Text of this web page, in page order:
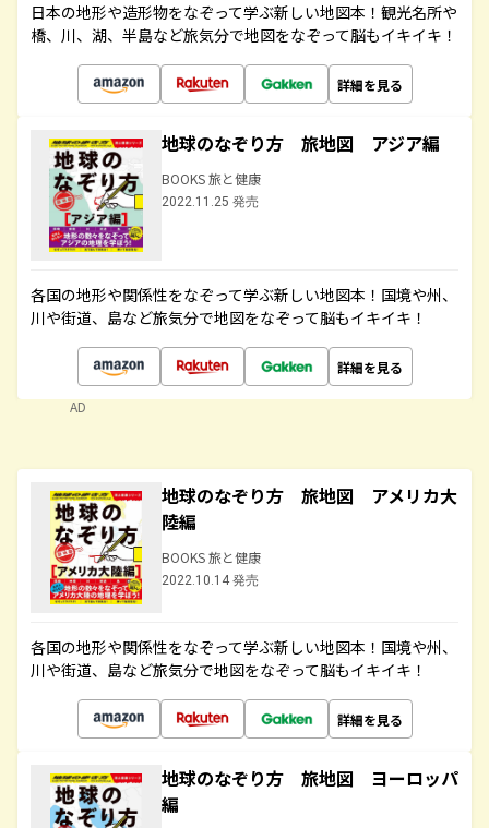
日本の地形や造形物をなぞって学ぶ新しい地図本！観光名所や
橋、川、湖、半島など旅気分で地図をなぞって脳もイキイキ！
詳細を見る
地球のなぞり方 旅地図 アジア編
BOOKS 旅と健康
2022.11.25 発売
各国の地形や関係性をなぞって学ぶ新しい地図本！国境や州、
川や街道、島など旅気分で地図をなぞって脳もイキイキ！
詳細を見る
AD
地球のなぞり方 旅地図 アメリカ大
陸編
BOOKS 旅と健康
2022.10.14 発売
各国の地形や関係性をなぞって学ぶ新しい地図本！国境や州、
川や街道、島など旅気分で地図をなぞって脳もイキイキ！
詳細を見る
地球のなぞり方 旅地図 ヨーロッパ
編